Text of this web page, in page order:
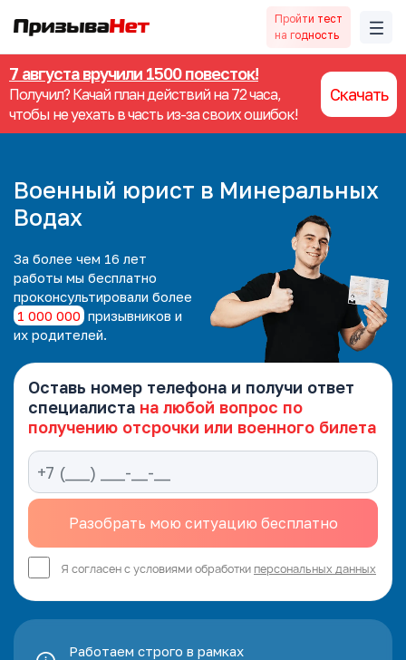
Пройти тест
на годность
7 августа вручили 1500 повесток!
Получил? Качай план действий на 72 часа,
чтобы не уехать в часть из-за своих ошибок!
Скачать
Военный юрист в Минеральных
Водах
За более чем 16 лет
работы мы бесплатно
проконсультировали более
1 000 000 призывников и
их родителей.
Оставь номер телефона и получи ответ
специалиста на любой вопрос по
получению отсрочки или военного билета
Я согласен с условиями обработки персональных данных
Работаем строго в рамках